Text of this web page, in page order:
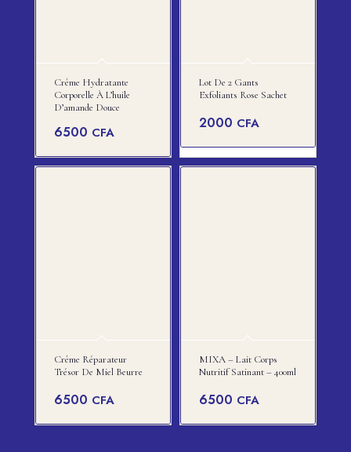
Crème Hydratante
Corporelle À L’huile
D’amande Douce
6500 CFA
Lot De 2 Gants
Exfoliants Rose Sachet
2000 CFA
Crème Réparateur
Trésor De Miel Beurre
6500 CFA
MIXA – Lait Corps
Nutritif Satinant – 400ml
6500 CFA